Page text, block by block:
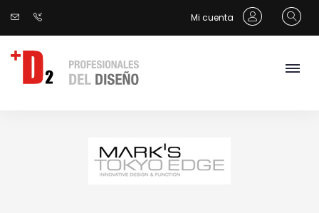
Mi cuenta